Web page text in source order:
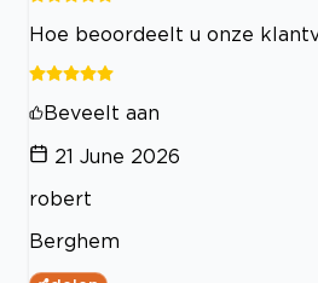
Hoe beoordeelt u onze
Beveelt aan
21 June 2026
robert
Berghem